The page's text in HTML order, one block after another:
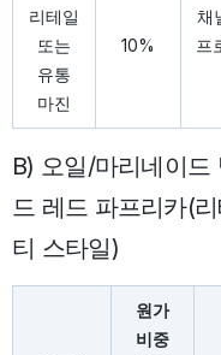
리테일
또는
유통
마진
10%
채
프
B) 오일/마리네이드
드 레드 파프리카(
티 스타일)
원가
비중